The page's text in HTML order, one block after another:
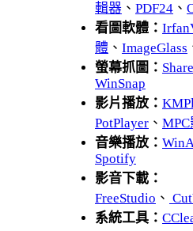
輯器 、 PDF24 、
看圖軟體：
體 、 ImageGlass
螢幕抓圖：
WinSnap
影片播放：
PotPlayer 、
音樂播放：
Spotify
影音下載：
FreeStudio 、
系統工具：